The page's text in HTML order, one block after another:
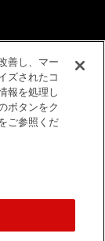
保
善し、マー
ズされたコ
報を処理し
ボタンをク
ご参照くだ